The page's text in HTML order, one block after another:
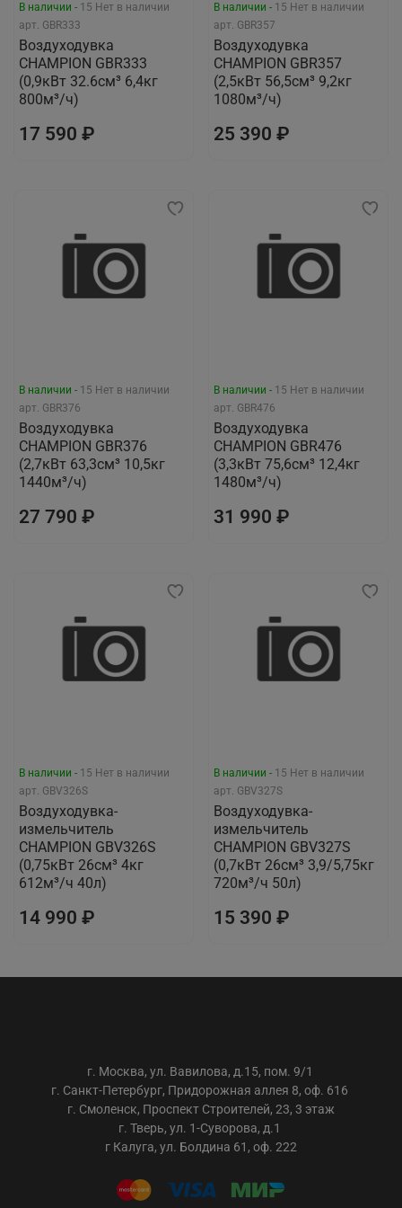
В наличии - 15 Нет в наличии
арт. GBR333
Воздуходувка
CHAMPION GBR333
(0,9кВт 32.6см³ 6,4кг
800м³/ч)
17 590 ₽
В наличии - 15 Нет в наличии
арт. GBR357
Воздуходувка
CHAMPION GBR357
(2,5кВт 56,5см³ 9,2кг
1080м³/ч)
25 390 ₽
В наличии - 15 Нет в наличии
арт. GBR376
Воздуходувка
CHAMPION GBR376
(2,7кВт 63,3см³ 10,5кг
1440м³/ч)
27 790 ₽
В наличии - 15 Нет в наличии
арт. GBR476
Воздуходувка
CHAMPION GBR476
(3,3кВт 75,6см³ 12,4кг
1480м³/ч)
31 990 ₽
В наличии - 15 Нет в наличии
арт. GBV326S
Воздуходувка-
измельчитель
CHAMPION GBV326S
(0,75кВт 26см³ 4кг
612м³/ч 40л)
14 990 ₽
В наличии - 15 Нет в наличии
арт. GBV327S
Воздуходувка-
измельчитель
CHAMPION GBV327S
(0,7кВт 26см³ 3,9/5,75кг
720м³/ч 50л)
15 390 ₽
г. Москва, ул. Вавилова, д.15, пом. 9/1
г. Санкт-Петербург, Придорожная аллея 8, оф. 616
г. Смоленск, Проспект Строителей, 23, 3 этаж
г. Тверь, ул. 1-Суворова, д.1
г Калуга, ул. Болдина 61, оф. 222